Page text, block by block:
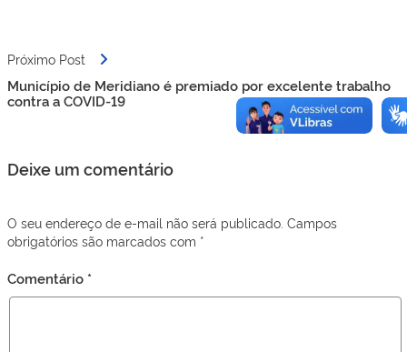
Próximo Post
Município de Meridiano é premiado por excelente trabalho
contra a COVID-19
Deixe um comentário
O seu endereço de e-mail não será publicado. Campos
obrigatórios são marcados com *
Comentário *